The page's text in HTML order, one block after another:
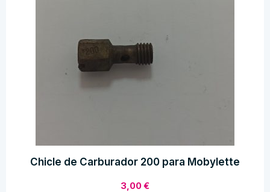
Chicle de Carburador 200 para Mobylette
3,00€